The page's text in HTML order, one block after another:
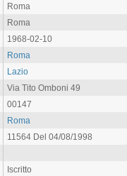
Roma
Roma
1968-02-10
Roma
Lazio
Via Tito Omboni 49
00147
Roma
11564 Del 04/08/1998
Iscritto